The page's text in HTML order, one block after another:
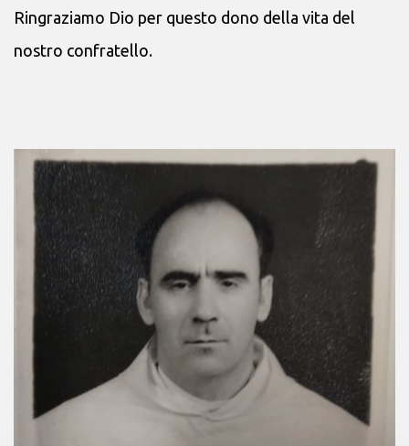
Ringraziamo Dio per questo dono della vita del
nostro confratello.